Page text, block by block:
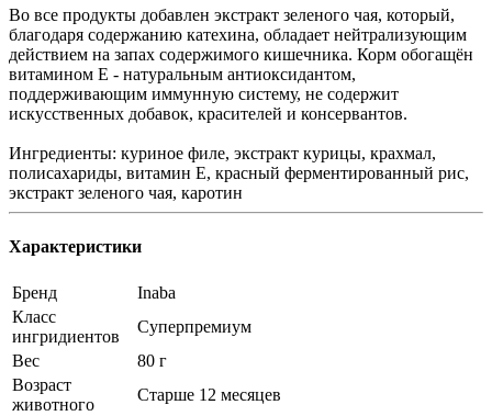
Во все продукты добавлен экстракт зеленого чая, который,
благодаря содержанию катехина, обладает нейтрализующим
действием на запах содержимого кишечника. Корм обогащён
витамином Е - натуральным антиоксидантом,
поддерживающим иммунную систему, не содержит
искусственных добавок, красителей и консервантов.
Ингредиенты: куриное филе, экстракт курицы, крахмал,
полисахариды, витамин Е, красный ферментированный рис,
экстракт зеленого чая, каротин
Характеристики
Бренд
Inaba
Класс
ингридиентов
Суперпремиум
Вес
80 г
Возраст
животного
Старше 12 месяцев